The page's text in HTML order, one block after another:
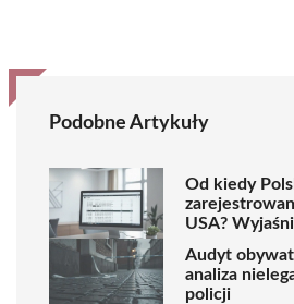
Podobne Artykuły
Od kiedy
USA?
Audyt
analiza
policji